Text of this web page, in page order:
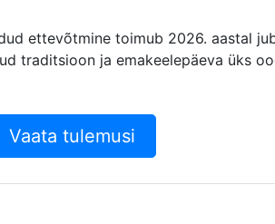
ettevõtmine toimub 2026. aastal
traditsioon ja emakeelepäeva üks
Vaata tulemusi